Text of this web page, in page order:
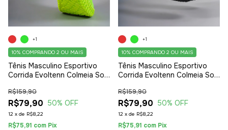
Tênis Masculino Esportivo
Corrida Evoltenn Colmeia Sola
R$79,90
R$159,90
50% OFF
12 x de R$8,22
10% COMPRANDO 2 OU MAIS
R$75,91 com Pix
+1
Tênis Masculino Esportivo
Corrida Evoltenn Colmeia Sola
R$79,90
R$159,90
50% OFF
12 x de R$8,22
10% COMPRANDO 2 OU MAIS
R$75,91 com Pix
+1